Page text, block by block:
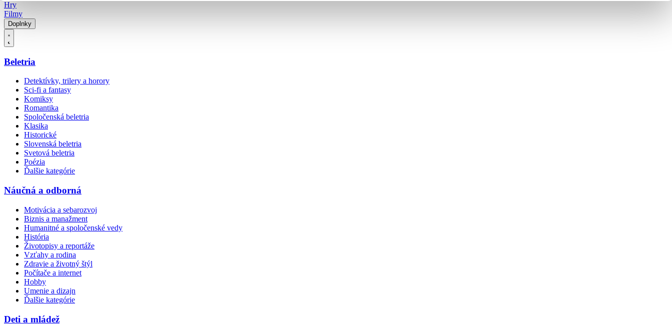
Hry
Filmy
Doplnky
Beletria
Detektívky, trilery a horory
Sci-fi a fantasy
Komiksy
Romantika
Spoločenská beletria
Klasika
Historické
Slovenská beletria
Svetová beletria
Poézia
Ďalšie kategórie
Náučná a odborná
Motivácia a sebarozvoj
Biznis a manažment
Humanitné a spoločenské vedy
História
Životopisy a reportáže
Vzťahy a rodina
Zdravie a životný štýl
Počítače a internet
Hobby
Umenie a dizajn
Ďalšie kategórie
Deti a mládež